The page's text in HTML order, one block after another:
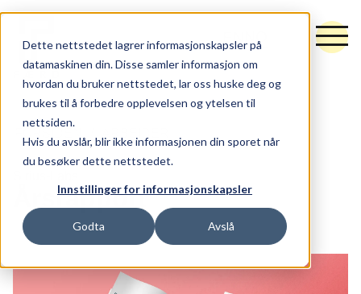
Dette nettstedet lagrer informasjonskapsler på
datamaskinen din. Disse samler informasjon om
hvordan du bruker nettstedet, lar oss huske deg og
brukes til å forbedre opplevelsen og ytelsen til
nettsiden.
Hvis du avslår, blir ikke informasjonen din sporet når
du besøker dette nettstedet.
Innstillinger for informasjonskapsler
Godta Avslå
Tjenester
Idé og utforming
Synlighet og vekst
EN
Årsrapport